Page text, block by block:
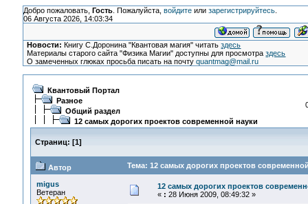
Добро пожаловать, Гость. Пожалуйста, войдитеили зарегистрируйтесь.
06 Августа 2026, 14:03:34
Новости: Книгу С.Доронина "Квантовая магия" читатьздесь
Материалы старого сайта "Физика Магии" доступны для просмотраздесь
О замеченных глюках просьба писать на почтуquantmag@mail.ru
Квантовый Портал
Разное
Общий раздел
12 самых дорогих проектов современной науки
Страниц: [1]
Автор Тема: 12 самых дорогих проектов
migus
Ветеран
12 самых дорогих проектов
« : 28 Июня 2009, 08:49:32 »